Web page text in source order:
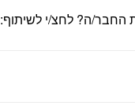
החבר/ה? לחצ/י לשיתוף: